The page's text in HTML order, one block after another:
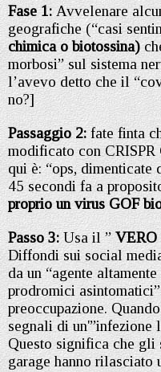
Fase 1:Avvelenare
geografiche (“casi
chimica o biotossina)
morbosi” sul sistema
l’avevo detto che il
no?]
Passaggio 2:fate finta
modificato con CRISPR
qui è: “ops, dimenticate
45 secondi fa a
proprio un virus GOF
Passo 3:Usa il ”
Diffondi sui social
da un “agente
prodromici
preoccupazione.
segnali di un'”infezione
Questo significa che gli
garage hanno rilasciato